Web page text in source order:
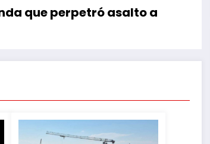
que perpetró asalto a